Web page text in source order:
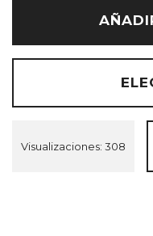
Visualizaciones: 308